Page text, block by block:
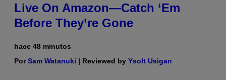
Live On Amazon—Catch ‘Em
Before They’re Gone
hace 48 minutos
PorSam Watanuki | Reviewed by Ysolt Usigan